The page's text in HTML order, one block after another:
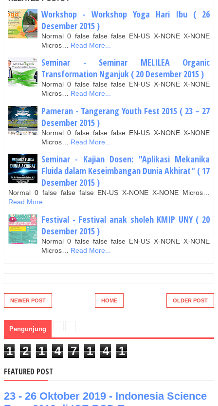
Workshop - Workshop Yoga Hari Ibu ( 26
Desember 2015 )
Normal 0 false false false EN-US X-NONE X-NONE
Micros…
Read More...
Seminar - Seminar MELILEA Organic
Transformation Nganjuk ( 20 Desember 2015 )
Normal 0 false false false EN-US X-NONE X-NONE
Micros…
Read More...
Pameran - Tangerang Youth Fest 2015 ( 23 – 27
Desember 2015 )
Normal 0 false false false EN-US X-NONE X-NONE
Micros…
Read More...
Seminar - Kajian Dosen: "Aplikasi Mekanika
Fluida dalam Keseimbangan Dunia Akhirat" ( 17
Desember 2015 )
Normal 0 false false false EN-US X-NONE X-NONE Micros…
Read More...
Festival - Festival anak sholeh KMIP UNY ( 20
Desember 2015 )
Normal 0 false false false EN-US X-NONE X-NONE
Micros…
Read More...
NEWER POST OLDER POST
HOME
Pengunjung
1 2 1 4 7 1 4 1
FEATURED POST
23 - 26 Oktober 2019 - Indonesia Science